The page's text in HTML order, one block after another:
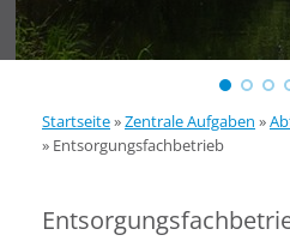
Startseite»Zentrale Aufgaben »
» Entsorgungsfachbetrieb